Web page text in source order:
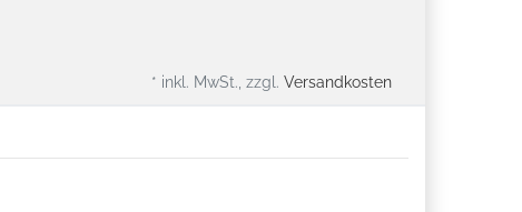
* inkl. MwSt., zzgl. Versandkosten